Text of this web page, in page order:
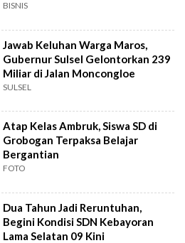
BISNIS
Jawab Keluhan Warga Maros,
Gubernur Sulsel Gelontorkan 239
Miliar di Jalan Moncongloe
SULSEL
Atap Kelas Ambruk, Siswa SD di
Grobogan Terpaksa Belajar
Bergantian
FOTO
Dua Tahun Jadi Reruntuhan,
Begini Kondisi SDN Kebayoran
Lama Selatan 09 Kini